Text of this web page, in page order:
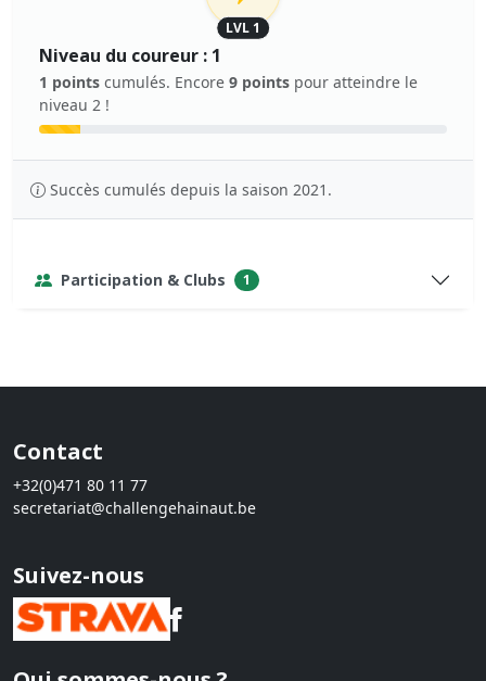
LVL 1
Niveau du coureur : 1
1 points cumulés. Encore 9 points pour atteindre le
niveau 2 !
Succès cumulés depuis la saison 2021.
Participation & Clubs 1
Contact
+32(0)471 80 11 77
secretariat@challengehainaut.be
Suivez-nous